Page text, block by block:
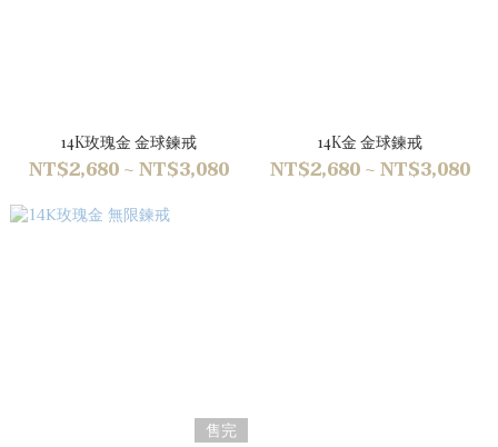
14K玫瑰金 金球鍊戒
NT$2,680 ~ NT$3,080
14K金 金球鍊戒
NT$2,680 ~ NT$3,080
售完